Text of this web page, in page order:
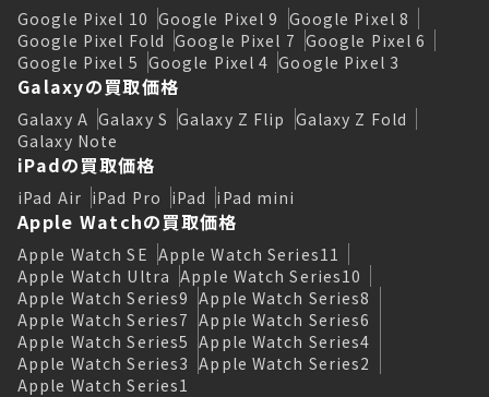
Google Pixel 10 Google Pixel 9 Google Pixel 8
Google Pixel Fold Google Pixel 7 Google Pixel 6
Google Pixel 5 Google Pixel 4 Google Pixel 3
Galaxyの買取価格
Galaxy A Galaxy S Galaxy Z Flip Galaxy Z Fold
Galaxy Note
iPadの買取価格
iPad Air iPad Pro iPad iPad mini
Apple Watchの買取価格
Apple Watch SE Apple Watch Series11
Apple Watch Ultra Apple Watch Series10
Apple Watch Series9 Apple Watch Series8
Apple Watch Series7 Apple Watch Series6
Apple Watch Series5 Apple Watch Series4
Apple Watch Series3 Apple Watch Series2
Apple Watch Series1